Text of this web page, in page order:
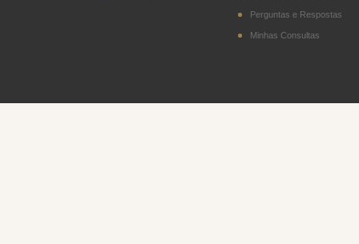
Perguntas e Respostas
Minhas Consultas